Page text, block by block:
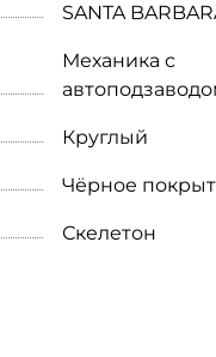
SANTA
Механика с
Круглый
Чёрное
Скелетон